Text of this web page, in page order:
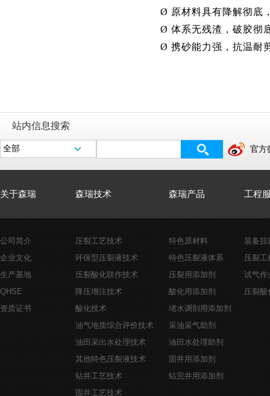
Ø 原材料具有降解彻底
Ø 体系无残渣，破胶彻
Ø 携砂能力强，抗温耐
站内信息搜索
官方
关于森瑞 森瑞技术 森瑞产品 工程
公司简介
企业文化
生产基地
QHSE
资质证书
压裂工艺技术
环保型压裂液技术
压裂酸化联作技术
降压增注技术
酸化技术
油气地质综合评价技术
油田采出水处理技术
其他特色压裂液技术
钻井工艺技术
固井工艺技术
特色原材料
特色压裂液体系
压裂用添加剂
酸化用添加剂
堵水调剖用添加剂
采油采气助剂
油田水处理助剂
固井用添加剂
钻完井用添加剂
装备掠
压裂工
试气作
压裂酸